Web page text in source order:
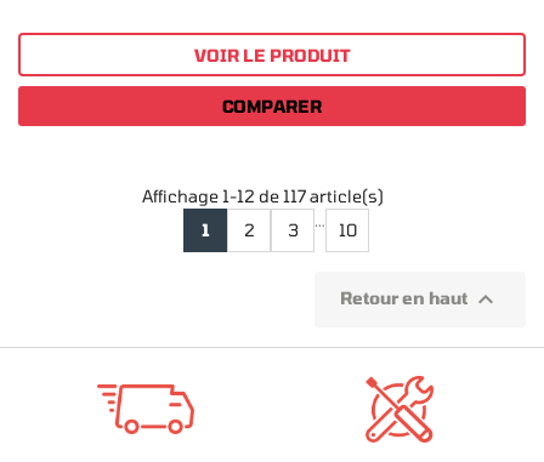
VOIR LE PRODUIT
COMPARER
Affichage 1-12 de 117 article(s)
1
2 3 … 10
Retour en haut 